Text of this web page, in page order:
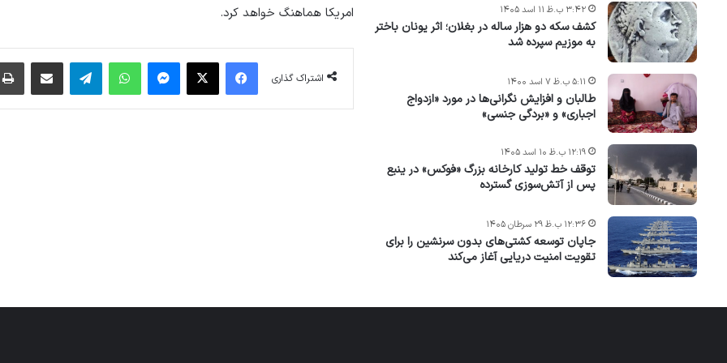
امریکا هماهنگ خواهد کرد.
اشتراک گذاری
فیس بوک X پیام رسان واتس آپ تلگرام اشتراک گذاری از طریق ایمیل
کشف سکه دو هزار ساله در بغلان؛ اثر یونان باختر
به موزیم سپرده شد
۳:۴۲ ب.ظ ۱۱ اسد ۱۴۰۵
طالبان و افزایش نگرانی‌ها در مورد «ازدواج
اجباری» و «بردگی جنسی»
۵:۱۱ ب.ظ ۷ اسد ۱۴۰۰
توقف خط تولید کارخانه بزرگ «فوکس» در ینبع
پس از آتش‌سوزی گسترده
۱۲:۱۹ ب.ظ ۱۰ اسد ۱۴۰۵
جاپان توسعه کشتی‌های بدون سرنشین را برای
تقویت امنیت دریایی آغاز می‌کند
۱۲:۳۶ ب.ظ ۲۹ سرطان ۱۴۰۵